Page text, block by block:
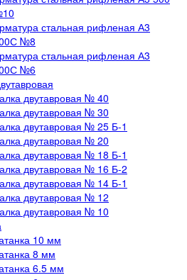
стальная рифленая А3
№8
стальная рифленая А3
№6
двутавровая № 40
двутавровая № 30
двутавровая № 25 Б-1
двутавровая № 20
двутавровая № 18 Б-1
двутавровая № 16 Б-2
двутавровая № 14 Б-1
двутавровая № 12
двутавровая № 10
10 мм
8 мм
6.5 мм